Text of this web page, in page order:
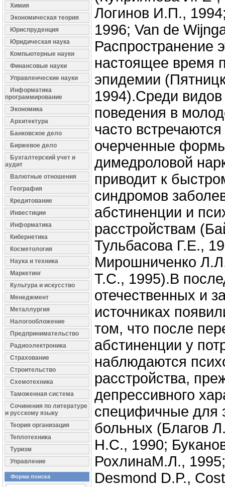
Химия
Экономическая теория
Юриспруденция
Юридическая наука
Компьютерные науки
Финансовые науки
Управленческие науки
Информатика
программирование
Экономика
Архитектура
Банковское дело
Биржевое дело
Бухгалтерский учет и
аудит
Валютные отношения
География
Кредитование
Инвестиции
Информатика
Кибернетика
Косметология
Наука и техника
Маркетинг
Культура и искусство
Менеджмент
Металлургия
Налогообложение
Предпринимательство
Радиоэлектроника
Страхование
Строительство
Схемотехника
Таможенная система
Сочинения по литературе
и русскому языку
Теория организация
Теплотехника
Туризм
Управление
Форма поиска
Логинов И.П.,
1996; Van de
Распространение
настоящее время
эпидемии
1994).Среди видов
поведения в
часто
очерченные
димедроловой
приводит к
синдромов
абстиненции и
расстройствам
Тульбасова Г.Е.,
Мирошниченко
Т.С., 1995).В
отечественных и
источниках
том, что после
абстиненции у
наблюдаются
расстройства,
депрессивного
специфичные для
больных (Благов
Н.С., 1990;
РохлинаМ.Л.,
Desmond D.P.,